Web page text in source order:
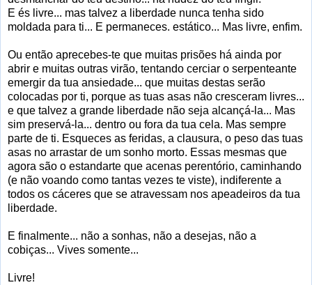
E és livre... mas talvez a liberdade nunca tenha sido
moldada para ti... E permaneces. estático... Mas livre, enfim.
Ou então aprecebes-te que muitas prisões há ainda por
abrir e muitas outras virão, tentando cerciar o serpenteante
emergir da tua ansiedade... que muitas destas serão
colocadas por ti, porque as tuas asas não cresceram livres...
e que talvez a grande liberdade não seja alcançá-la... Mas
sim preservá-la... dentro ou fora da tua cela. Mas sempre
parte de ti. Esqueces as feridas, a clausura, o peso das tuas
asas no arrastar de um sonho morto. Essas mesmas que
agora são o estandarte que acenas perentório, caminhando
(e não voando como tantas vezes te viste), indiferente a
todos os cáceres que se atravessam nos apeadeiros da tua
liberdade.
E finalmente... não a sonhas, não a desejas, não a
cobiças... Vives somente...
Livre!